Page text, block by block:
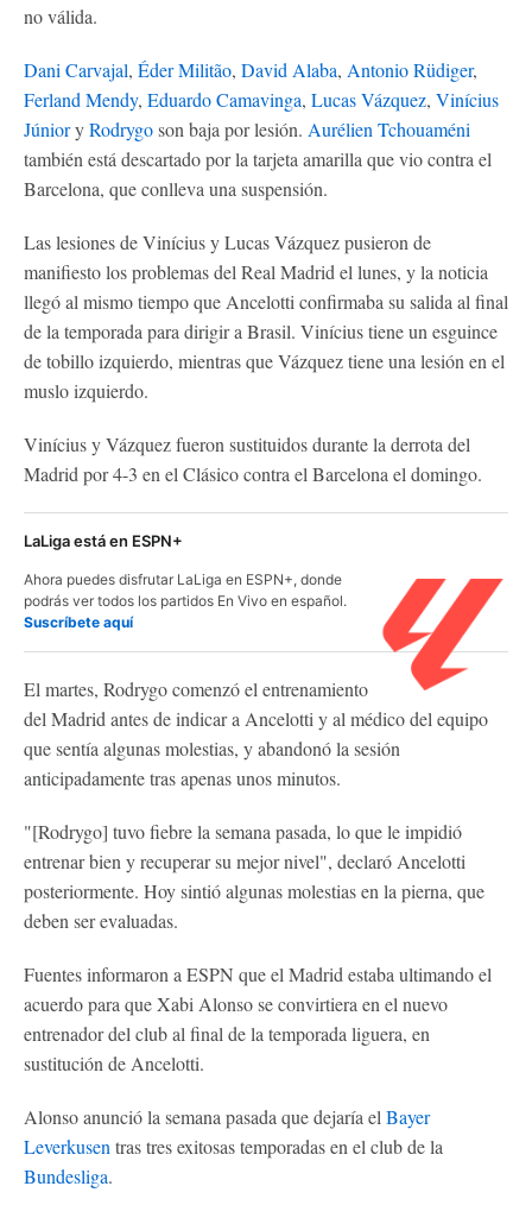
no válida.
Dani Carvajal, Éder Militão, David Alaba, Antonio Rüdiger,
Ferland Mendy, Eduardo Camavinga, Lucas Vázquez, Vinícius
JúnioryRodrygoson baja por lesión. Aurélien Tchouaméni
también está descartado por la tarjeta amarilla que vio contra el
Barcelona, ​​que conlleva una suspensión.
Las lesiones de Vinícius y Lucas Vázquez pusieron de
manifiesto los problemas del Real Madrid el lunes, y la noticia
llegó al mismo tiempo que Ancelotti confirmaba su salida al final
de la temporada para dirigir a Brasil. Vinícius tiene un esguince
de tobillo izquierdo, mientras que Vázquez tiene una lesión en el
muslo izquierdo.
Vinícius y Vázquez fueron sustituidos durante la derrota del
Madrid por 4-3 en el Clásico contra el Barcelona el domingo.
LaLiga está en ESPN+
Ahora puedes disfrutar LaLiga en ESPN+, donde
podrás ver todos los partidos En Vivo en español.
Suscríbete aquí
El martes, Rodrygo comenzó el entrenamiento
del Madrid antes de indicar a Ancelotti y al médico del equipo
que sentía algunas molestias, y abandonó la sesión
anticipadamente tras apenas unos minutos.
"[Rodrygo] tuvo fiebre la semana pasada, lo que le impidió
entrenar bien y recuperar su mejor nivel", declaró Ancelotti
posteriormente. Hoy sintió algunas molestias en la pierna, que
deben ser evaluadas.
Fuentes informaron a ESPN que el Madrid estaba ultimando el
acuerdo para que Xabi Alonso se convirtiera en el nuevo
entrenador del club al final de la temporada liguera, en
sustitución de Ancelotti.
Alonso anunció la semana pasada que dejaría el Bayer
Leverkusen tras tres exitosas temporadas en el club de la
Bundesliga.